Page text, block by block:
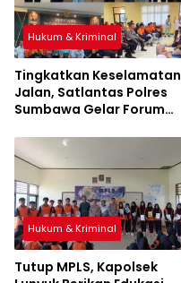
Hukum & Kriminal
Tingkatkan Keselamatan
Jalan, Satlantas Polres
Sumbawa Gelar Forum
Bagikan Bansos
Hukum & Kriminal
Tutup MPLS, Kapolsek